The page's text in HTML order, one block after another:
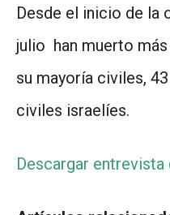
Desde el inicio de la
julio han muerto
su mayoría civiles,
civiles israelíes.
Descargar